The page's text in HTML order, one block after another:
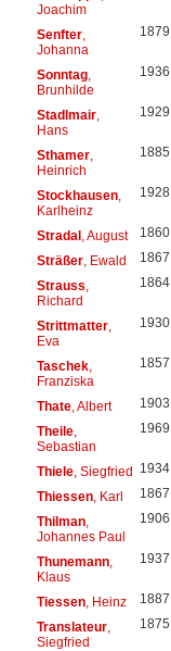
Joachim
Senfter,
Johanna
1879
Sonntag,
Brunhilde
1936
Stadlmair,
Hans
1929
Sthamer,
Heinrich
1885
Stockhausen,
Karlheinz
1928
Stradal, August 1860
Sträßer, Ewald 1867
Strauss
Richard
1864
Strittmatter,
Eva
1930
Taschek,
Franziska
1857
Thate, Albert 1903
Theile,
Sebastian
1969
Thiele, Siegfried 1934
Thiessen, Karl 1867
Thilman,
Johannes Paul
1906
Thunemann,
Klaus
1937
Tiessen, Heinz 1887
Translateur,
Siegfried
1875